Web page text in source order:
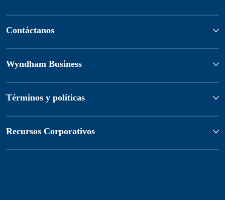
Contáctanos
Wyndham Business
Términos y políticas
Recursos Corporativos